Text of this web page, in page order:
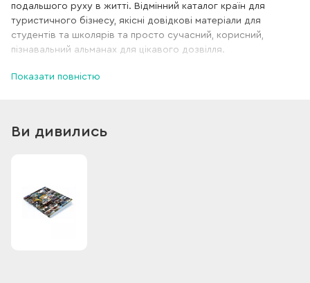
подальшого руху в житті. Відмінний каталог країн для
туристичного бізнесу, якісні довідкові матеріали для
студентів та школярів та просто сучасний, корисний,
пізнавальний альманах для цікавого дозвілля.
Інформація дайджесту добре структурована та надає
працевлаштування, можливості відвідин та еміграції до
До видання 2015 року увійшли країни: Австралія, Аргентина,
Бельгія, Білорусь, Бразилія, Великобританія, В’єтнам,
Показати повністю
Ви дивились